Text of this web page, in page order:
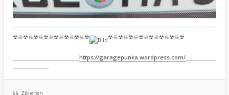
☢☠☢☠☢☠☢☠☢☠☢☠☢☠☢ ☢☠☢☠☢☠☢☠☢☠☢☠☢☠☢
https://garagepunka.wordpress.com/
Zitieren